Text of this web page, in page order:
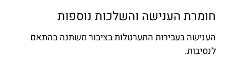
חומרת הענישה והשלכות נוספות
הענישה בעבירות התערטלות בציבור משתנה בהתאם
לנסיבות.